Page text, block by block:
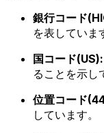
銀行コード
を表していま
国コード(US):
ることを示し
位置コード
しています。